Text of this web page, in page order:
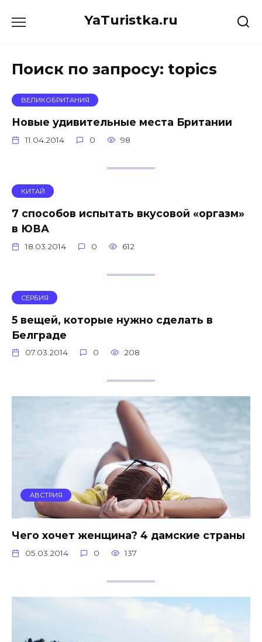
YaTuristka.ru
Поиск по запросу: topics
ВЕЛИКОБРИТАНИЯ
Новые удивительные места Британии
11.04.2014 0 98
КИТАЙ
7 способов испытать вкусовой «оргазм»
в ЮВА
18.03.2014 0 612
СЕРБИЯ
5 вещей, которые нужно сделать в
Белграде
07.03.2014 0 208
АВСТРИЯ
Чего хочет женщина? 4 дамские страны
05.03.2014 0 137